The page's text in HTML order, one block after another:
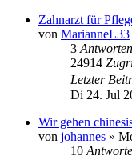
Zahnarzt für
von MarianneL33
3 Antworten
24914
Letzter
Di 24. Jul
Wir gehen
von johannes »
10